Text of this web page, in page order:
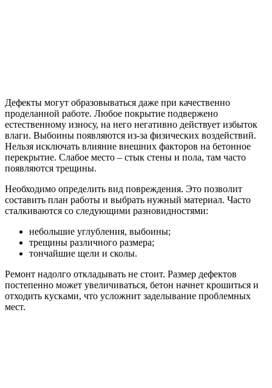
Дефекты могут образовываться даже при качественно
проделанной работе. Любое покрытие подвержено
естественному износу, на него негативно действует избыток
влаги. Выбоины появляются из-за физических воздействий.
Нельзя исключать влияние внешних факторов на бетонное
перекрытие. Слабое место – стык стены и пола, там часто
появляются трещины.
Необходимо определить вид повреждения. Это позволит
составить план работы и выбрать нужный материал. Часто
сталкиваются со следующими разновидностями:
небольшие углубления, выбоины;
трещины различного размера;
тончайшие щели и сколы.
Ремонт надолго откладывать не стоит. Размер дефектов
постепенно может увеличиваться, бетон начнет крошиться и
отходить кусками, что усложнит заделывание проблемных
мест.